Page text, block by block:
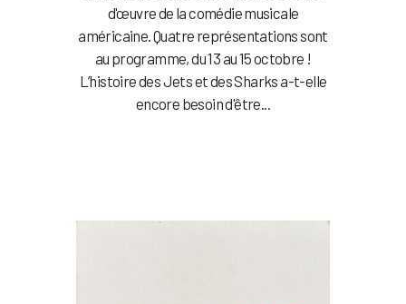
d'œuvre de la comédie musicale
américaine. Quatre représentations sont
au programme, du 13 au 15 octobre !
L’histoire des Jets et des Sharks a-t-elle
encore besoin d'être...